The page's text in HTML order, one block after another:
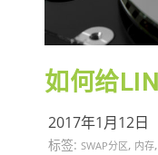
2017年1月12日
标签: SWAP分区, 内存,